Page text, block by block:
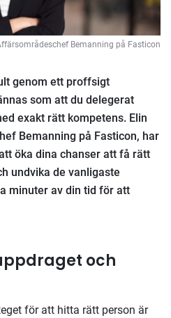
Bemanning på Fasticon
genom ett proffsigt
som att du delegerat
exakt rätt kompetens. Elin
Bemanning på Fasticon, har
öka dina chanser att få rätt
undvika de vanligaste
minuter av din tid för att
och
för att hitta rätt person är